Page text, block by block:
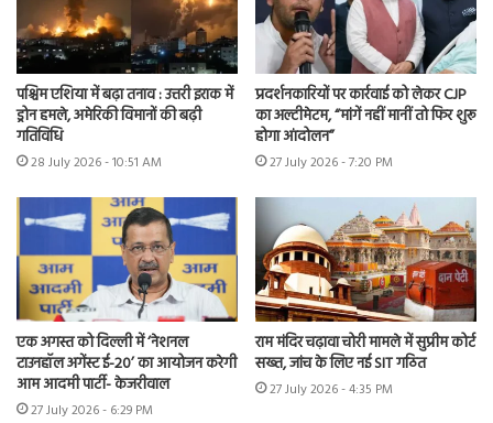
पश्चिम एशिया में बढ़ा तनाव : उत्तरी इराक में
ड्रोन हमले, अमेरिकी विमानों की बढ़ी
गतिविधि
28 July 2026 - 10:51 AM
प्रदर्शनकारियों पर कार्रवाई को लेकर CJP
का अल्टीमेटम, “मांगें नहीं मानीं तो फिर शुरू
होगा आंदोलन”
27 July 2026 - 7:20 PM
एक अगस्त को दिल्ली में ‘नेशनल
टाउनहॉल अगेंस्ट ई-20’ का आयोजन करेगी
आम आदमी पार्टी- केजरीवाल
27 July 2026 - 6:29 PM
राम मंदिर चढ़ावा चोरी मामले में सुप्रीम कोर्ट
सख्त, जांच के लिए नई SIT गठित
27 July 2026 - 4:35 PM